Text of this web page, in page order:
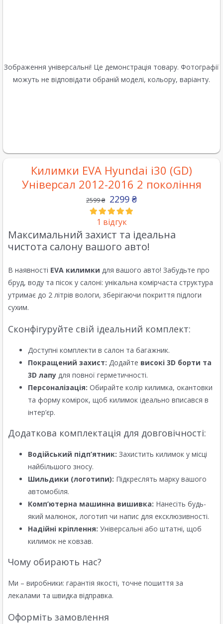
Зображення універсальні! Це демонстрація товару. Фотографії
можуть не відповідати обраній моделі, кольору, варіанту.
Килимки EVA Hyundai i30 (GD)
Універсал 2012-2016 2 покоління
2599₴ 2299 ₴
1 відгук
Максимальний захист та ідеальна
чистота салону вашого авто!
В наявності EVA килимки для вашого авто! Забудьте про
бруд, воду та пісок у салоні: унікальна комірчаста структура
утримає до 2 літрів вологи, зберігаючи покриття підлоги
сухим.
Сконфігуруйте свій ідеальний комплект:
Доступні комплекти в салон та багажник.
Покращений захист: Додайте високі 3D борти та
3D лапу для повної герметичності.
Персоналізація: Обирайте колір килимка, окантовки
та форму комірок, щоб килимок ідеально вписався в
інтер’єр.
Додаткова комплектація для довговічності:
Водійський підп’ятник: Захистить килимок у місці
найбільшого зносу.
Шильдики (логотипи): Підкреслять марку вашого
автомобіля.
Комп’ютерна машинна вишивка: Нанесіть будь-
який малюнок, логотип чи напис для ексклюзивності.
Надійні кріплення: Універсальні або штатні, щоб
килимок не ковзав.
Чому обирають нас?
Ми – виробники: гарантія якості, точне пошиття за
лекалами та швидка відправка.
Оформіть замовлення